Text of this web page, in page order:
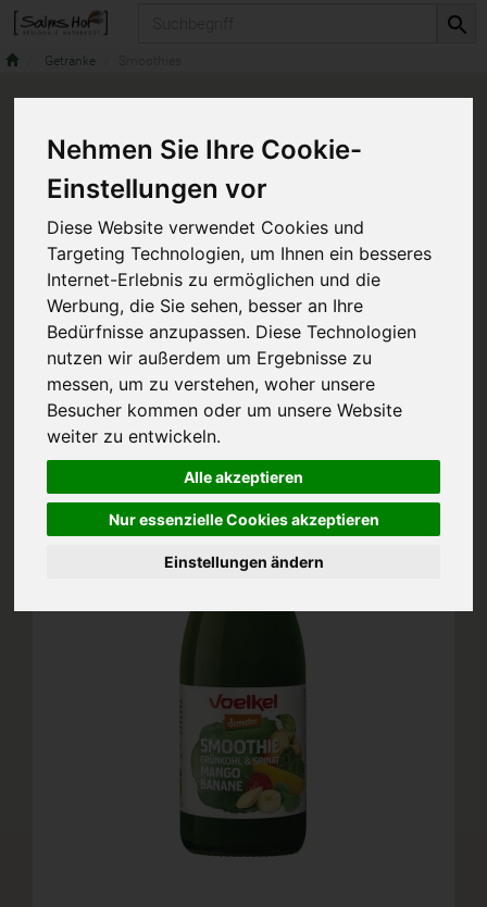
Nehmen Sie Ihre Cookie-
Einstellungen vor
Diese Website verwendet Cookies und
Targeting Technologien, um Ihnen ein besseres
Internet-Erlebnis zu ermöglichen und die
Werbung, die Sie sehen, besser an Ihre
Bedürfnisse anzupassen. Diese Technologien
nutzen wir außerdem um Ergebnisse zu
messen, um zu verstehen, woher unsere
Besucher kommen oder um unsere Website
weiter zu entwickeln.
Alle akzeptieren
Nur essenzielle Cookies akzeptieren
Einstellungen ändern
Getränke
Smoothies
Hersteller Ernährung
Allergene